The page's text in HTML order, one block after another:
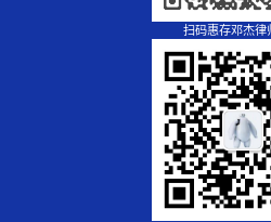
扫码惠存邓杰律